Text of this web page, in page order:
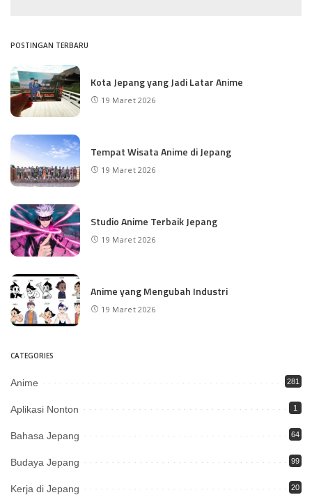
POSTINGAN TERBARU
Kota Jepang yang Jadi Latar Anime
19 Maret 2026
Tempat Wisata Anime di Jepang
19 Maret 2026
Studio Anime Terbaik Jepang
19 Maret 2026
Anime yang Mengubah Industri
19 Maret 2026
CATEGORIES
Anime 281
Aplikasi Nonton 1
Bahasa Jepang 64
Budaya Jepang 99
Kerja di Jepang 20